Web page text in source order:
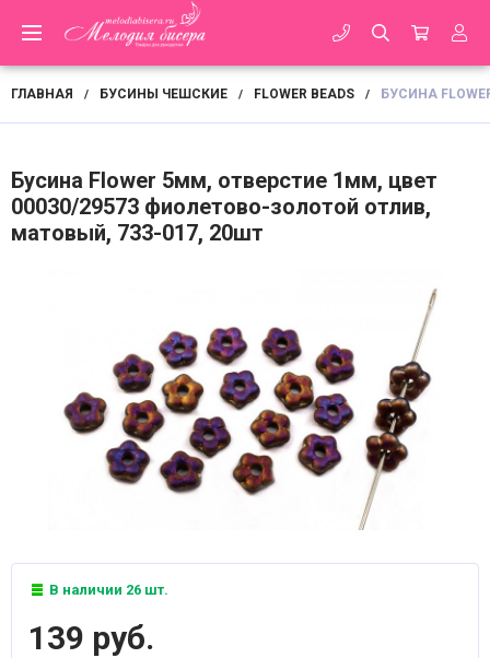
ГЛАВНАЯ / БУСИНЫ ЧЕШСКИЕ / FLOWER BEADS / БУСИНА
Бусина Flower 5мм, отверстие 1мм, цвет
00030/29573 фиолетово-золотой отлив,
матовый, 733-017, 20шт
В наличии 26 шт.
139 руб.